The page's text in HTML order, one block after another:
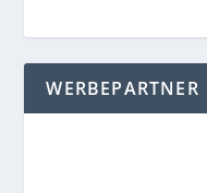
WERBEPARTNER